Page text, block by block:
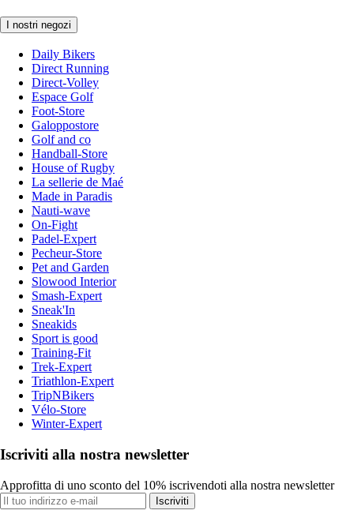
I nostri negozi
Daily Bikers
Direct Running
Direct-Volley
Espace Golf
Foot-Store
Galoppostore
Golf and co
Handball-Store
House of Rugby
La sellerie de Maé
Made in Paradis
Nauti-wave
On-Fight
Padel-Expert
Pecheur-Store
Pet and Garden
Slowood Interior
Smash-Expert
Sneak'In
Sneakids
Sport is good
Training-Fit
Trek-Expert
Triathlon-Expert
TripNBikers
Vélo-Store
Winter-Expert
Iscriviti alla nostra newsletter
Approfitta di uno sconto del 10% iscrivendoti alla nostra newsletter
Iscriviti